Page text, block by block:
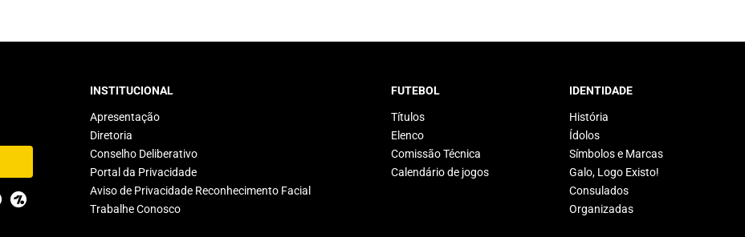
INSTITUCIONAL
Apresentação
Diretoria
Conselho Deliberativo
Portal da Privacidade
Aviso de Privacidade Reconhecimento Facial
Trabalhe Conosco
FUTEBOL
Títulos
Elenco
Comissão Técnica
Calendário de jogos
IDENTIDADE
História
Ídolos
Símbolos e Marcas
Galo, Logo Existo!
Consulados
Organizadas